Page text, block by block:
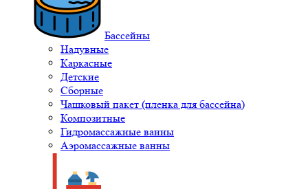
Бассейны
Надувные
Каркасные
Детские
Сборные
Чашковый пакет (пленка для бассейна)
Композитные
Гидромассажные ванны
Аэромассажные ванны